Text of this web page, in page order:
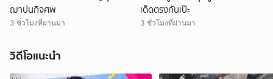
ฌาปนกิจศพ
3 ชั่วโมงที่ผ่านมา
เด็ดตรงกันเป๊ะ
3 ชั่วโมงที่ผ่านมา
วิดีโอแนะนำ